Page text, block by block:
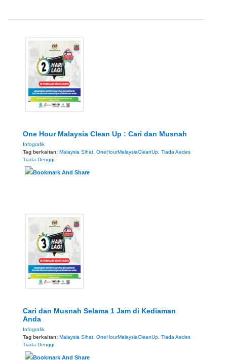
One Hour Malaysia Clean Up : Cari dan Musnah
Infografik
Tag berkaitan: Malaysia Sihat, OneHourMalaysiaCleanUp, Tiada Aedes
Tiada Denggi
Cari dan Musnah Selama 1 Jam di Kediaman
Anda
Infografik
Tag berkaitan: Malaysia Sihat OneHourMalaysiaCleanUp Tiada Aedes
Tiada Denggi